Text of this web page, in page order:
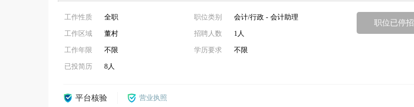
工作性质 全职
工作区域 董村
工作年限 不限
已投简历 8人
职位类别 会计/行政 - 会计助理
招聘人数 1人
学历要求 不限
职位已停招
平台核验 营业执照